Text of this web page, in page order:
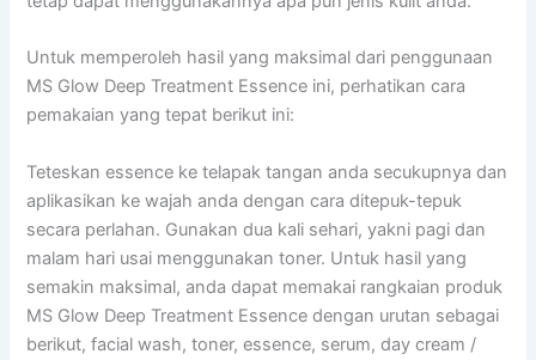
Untuk memperoleh hasil yang maksimal dari penggunaan
MS Glow Deep Treatment Essence ini, perhatikan cara
pemakaian yang tepat berikut ini:
Teteskan essence ke telapak tangan anda secukupnya dan
aplikasikan ke wajah anda dengan cara ditepuk-tepuk
secara perlahan. Gunakan dua kali sehari, yakni pagi dan
malam hari usai menggunakan toner. Untuk hasil yang
semakin maksimal, anda dapat memakai rangkaian produk
MS Glow Deep Treatment Essence dengan urutan sebagai
berikut, facial wash, toner, essence, serum, day cream /